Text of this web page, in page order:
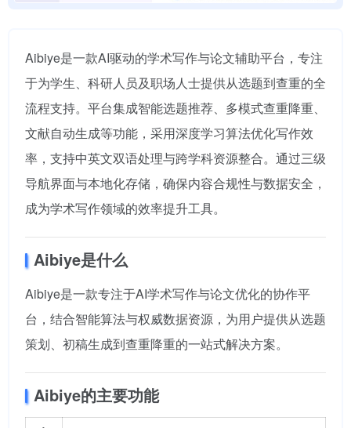
Aibiye是一款AI驱动的学术写作与论文辅助平台，专注
于为学生、科研人员及职场人士提供从选题到查重的全
流程支持。平台集成智能选题推荐、多模式查重降重、
文献自动生成等功能，采用深度学习算法优化写作效
率，支持中英文双语处理与跨学科资源整合。通过三级
导航界面与本地化存储，确保内容合规性与数据安全，
成为学术写作领域的效率提升工具。
Aibiye是什么
Aibiye是一款专注于AI学术写作与论文优化的协作平
台，结合智能算法与权威数据资源，为用户提供从选题
策划、初稿生成到查重降重的一站式解决方案。
Aibiye的主要功能